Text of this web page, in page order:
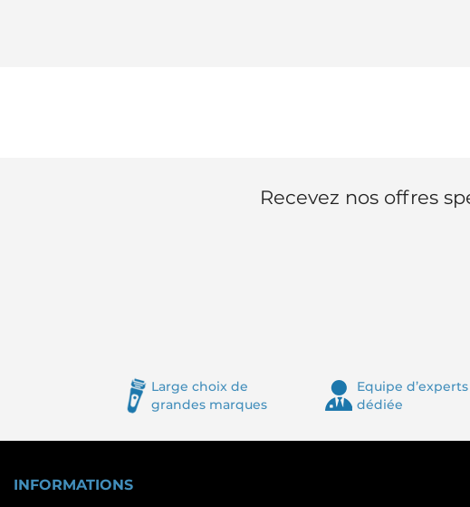
Recevez nos offres
Large choix de
grandes marques
Equipe d’experts
dédiée
INFORMATIONS